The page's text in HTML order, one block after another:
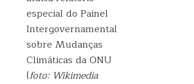
especial do Painel
Intergovernamental
sobre Mudanças
Climáticas da ONU
(foto: Wikimedia